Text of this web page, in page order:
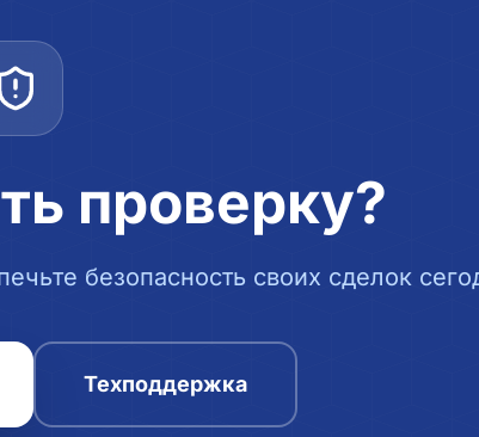
проверку?
безопасность своих сделок
Техподдержка